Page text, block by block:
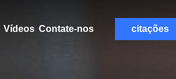
Vídeos Contate-nos citações